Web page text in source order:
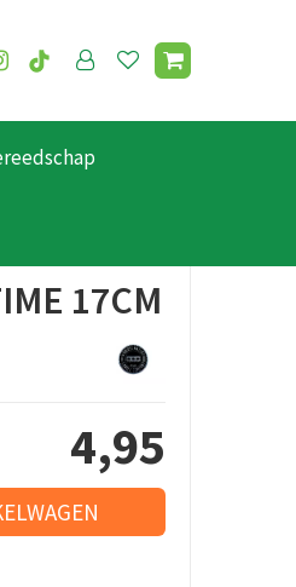
17CM
4,95